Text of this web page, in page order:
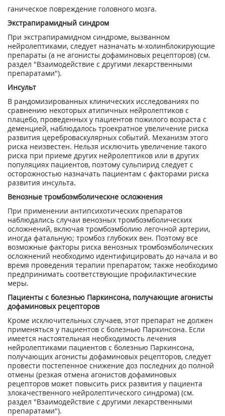
ганическое повреждение головного мозга.
Экстрапирамидный синдром
При экстрапирамидном синдроме, вызванном
нейролептиками, следует назначать м-холинблокирующие
препараты (а не агонисты дофаминовых рецепторов) (см.
раздел "Взаимодействие с другими лекарственными
препаратами").
Инсульт
В рандомизированных клинических исследованиях по
сравнению некоторых атипичных нейролептиков с
плацебо, проведенных у пациентов пожилого возраста с
деменцией, наблюдалось троекратное увеличение риска
развития цереброваскулярных событий. Механизм этого
риска неизвестен. Нельзя исключить увеличение такого
риска при приеме других нейролептиков или в других
популяциях пациентов, поэтому сульпирид следует с
осторожностью назначать пациентам с факторами риска
развития инсульта.
Венозные тромбоэмболическне осложнения
При применении антипсихотических препаратов
наблюдались случаи венозных тромбоэмболических
осложнений, включая тромбоэмболию легочной артерии,
иногда фатальную; тромбоз глубоких вен. Поэтому все
возможные факторы риска венозных тромбоэмболических
осложнений необходимо идентифицировать до начала и во
время проведения терапии препаратом; также необходимо
предпринимать соответствующие профилактические
меры.
Пациенты с болезнью Паркинсона, получающие агонисты
дофаминовых рецепторов
Кроме исключительных случаев, этот препарат не должен
применяться у пациентов с болезнью Паркинсона. Если
имеется настоятельная необходимость лечения
нейролептиками пациентов с болезнью Паркинсона,
получающих агонисты дофаминовых рецепторов, следует
провести постепенное снижение доз последних до полной
отмены (резкая отмена агонистов дофаминовых
рецепторов может повысить риск развития у пациента
злокачественного нейролептического синдрома) (см.
раздел "Взаимодействие с другими лекарственными
препаратами").